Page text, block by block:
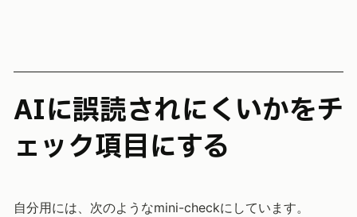
AIに誤読されにくいかをチ
ェック項目にする
自分用には、次のようなmini-checkにしています。